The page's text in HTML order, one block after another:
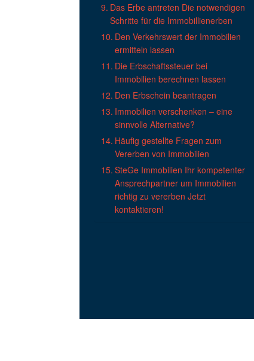
Das Erbe antreten Die notwendigen
Schritte für die Immobillienerben
Den Verkehrswert der Immobilien
ermitteln lassen
Die Erbschaftssteuer bei
Immobilien berechnen lassen
Den Erbschein beantragen
Immobilien verschenken – eine
sinnvolle Alternative?
Häufig gestellte Fragen zum
Vererben von Immobilien
SteGe Immobilien Ihr kompetenter
Ansprechpartner um Immobilien
richtig zu vererben Jetzt
kontaktieren!